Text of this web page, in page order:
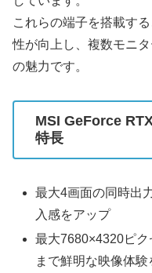
これらの端子を搭載す
性が向上し、複数モニ
の魅力です。
MSI GeForce
特長
最大4画面の同時出
入感をアップ
最大7680×4320ピ
まで鮮明な映像体験